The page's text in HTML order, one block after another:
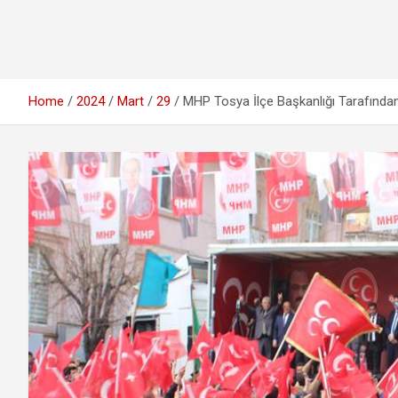
Home 2024 Mart 29 MHP Tosya İlçe Başkanlığı